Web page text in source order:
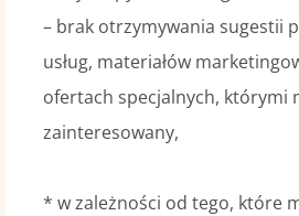
– brak otrzymywania sugestii
usług, materiałów
ofertach specjalnych, którymi
zainteresowany,
* w zależności od tego, które